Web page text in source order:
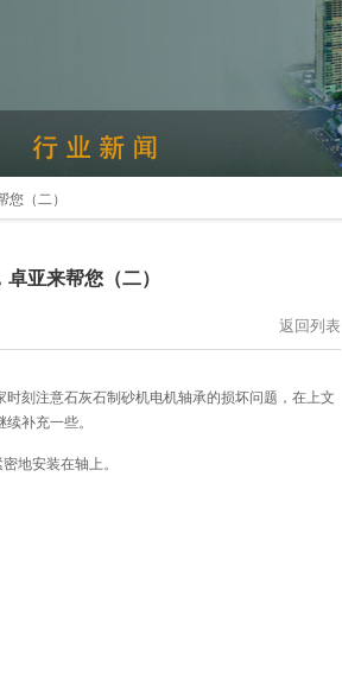
（二）
亚来帮您（二）
返回列表
刻注意石灰石制砂机电机轴承的损坏问题，在上文
补充一些。
地安装在轴上。